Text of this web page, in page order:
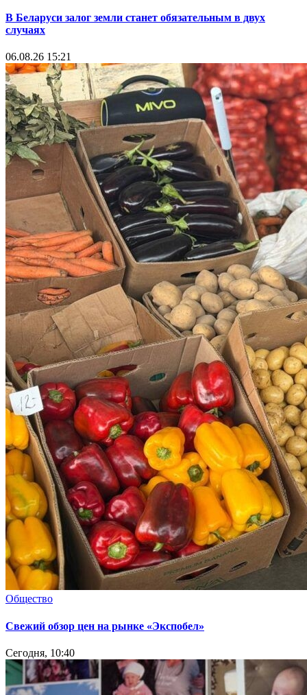
В Беларуси залог земли станет обязательным в двух
случаях
06.08.26 15:21
Общество
Свежий обзор цен на рынке «Экспобел»
Сегодня, 10:40